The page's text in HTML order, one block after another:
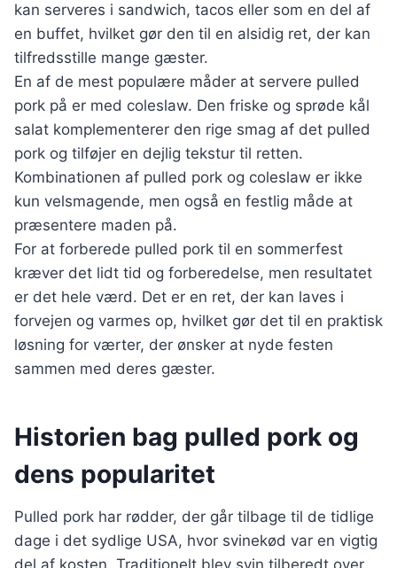
kan serveres i sandwich, tacos eller som en del af
en buffet, hvilket gør den til en alsidig ret, der kan
tilfredsstille mange gæster.
En af de mest populære måder at servere pulled
pork på er med coleslaw. Den friske og sprøde kål
salat komplementerer den rige smag af det pulled
pork og tilføjer en dejlig tekstur til retten.
Kombinationen af pulled pork og coleslaw er ikke
kun velsmagende, men også en festlig måde at
præsentere maden på.
For at forberede pulled pork til en sommerfest
kræver det lidt tid og forberedelse, men resultatet
er det hele værd. Det er en ret, der kan laves i
forvejen og varmes op, hvilket gør det til en praktisk
løsning for værter, der ønsker at nyde festen
sammen med deres gæster.
Historien bag pulled pork og
dens popularitet
Pulled pork har rødder, der går tilbage til de tidlige
dage i det sydlige USA, hvor svinekød var en vigtig